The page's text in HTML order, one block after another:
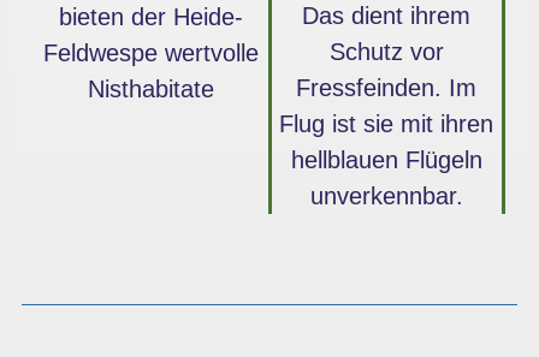
bieten der Heide-
Feldwespe wertvolle
Nisthabitate
Das dient ihrem
Schutz vor
Fressfeinden. Im
Flug ist sie mit ihren
hellblauen Flügeln
unverkennbar.